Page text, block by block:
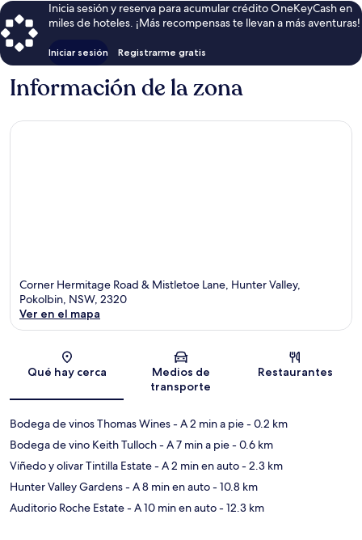
Inicia sesión y reserva para acumular crédito OneKeyCash en
miles de hoteles. ¡Más recompensas te llevan a más aventuras!
Iniciar sesión Registrarme gratis
Información de la zona
Corner Hermitage Road & Mistletoe Lane, Hunter Valley,
Pokolbin, NSW, 2320
Ver en el mapa
Qué hay cerca
Medios de
transporte
Restaurantes
Bodega de vinos Thomas Wines- A 2 min a pie- 0.2 km
Bodega de vino Keith Tulloch- A 7 min a pie- 0.6 km
Viñedo y olivar Tintilla Estate- A 2 min en auto- 2.3 km
Hunter Valley Gardens- A 8 min en auto- 10.8 km
Auditorio Roche Estate- A 10 min en auto- 12.3 km